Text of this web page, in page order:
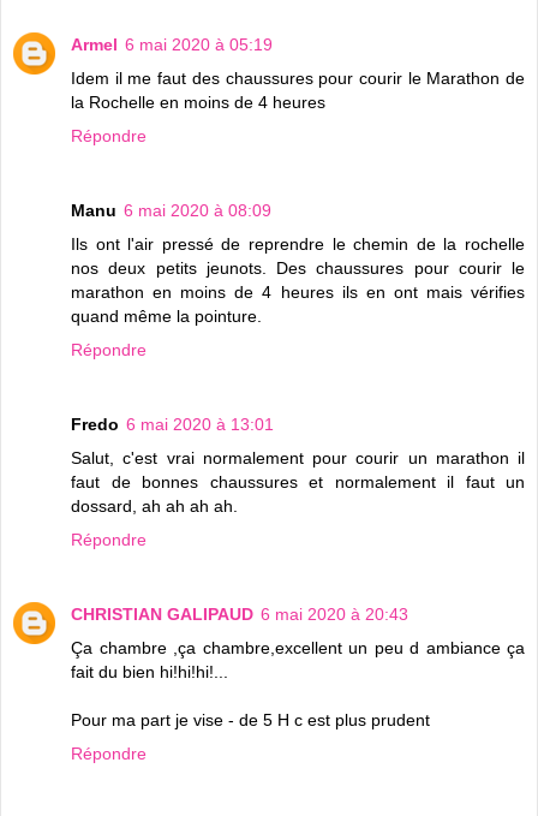
Armel 6 mai 2020 à 05:19
Idem il me faut des chaussures pour courir le Marathon de
la Rochelle en moins de 4 heures
Répondre
Manu 6 mai 2020 à 08:09
Ils ont l'air pressé de reprendre le chemin de la rochelle
nos deux petits jeunots. Des chaussures pour courir le
marathon en moins de 4 heures ils en ont mais vérifies
quand même la pointure.
Répondre
Fredo 6 mai 2020 à 13:01
Salut, c'est vrai normalement pour courir un marathon il
faut de bonnes chaussures et normalement il faut un
dossard, ah ah ah ah.
Répondre
CHRISTIAN GALIPAUD 6 mai 2020 à 20:43
Ça chambre ,ça chambre,excellent un peu d ambiance ça
fait du bien hi!hi!hi!...
Pour ma part je vise - de 5 H c est plus prudent
Répondre